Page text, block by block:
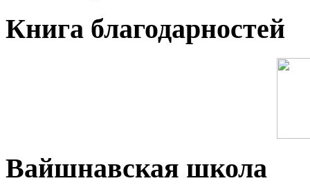
Книга благодарностей
Вайшнавская школа